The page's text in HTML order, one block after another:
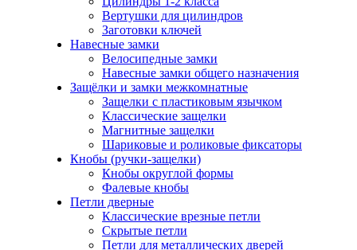
Вертушки для цилиндров
Заготовки ключей
Навесные замки
Велосипедные замки
Навесные замки общего назначения
Защёлки и замки межкомнатные
Защелки с пластиковым язычком
Классические защелки
Магнитные защелки
Шариковые и роликовые фиксаторы
Кнобы (ручки-защелки)
Кнобы округлой формы
Фалевые кнобы
Петли дверные
Классические врезные петли
Скрытые петли
Петли для металлических дверей